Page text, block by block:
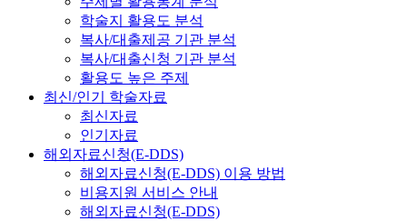
학술지 활용도 분석
복사/대출제공 기관 분석
복사/대출신청 기관 분석
활용도 높은 주제
최신/인기 학술자료
최신자료
인기자료
해외자료신청(E-DDS)
해외자료신청(E-DDS) 이용 방법
비용지원 서비스 안내
해외자료신청(E-DDS)